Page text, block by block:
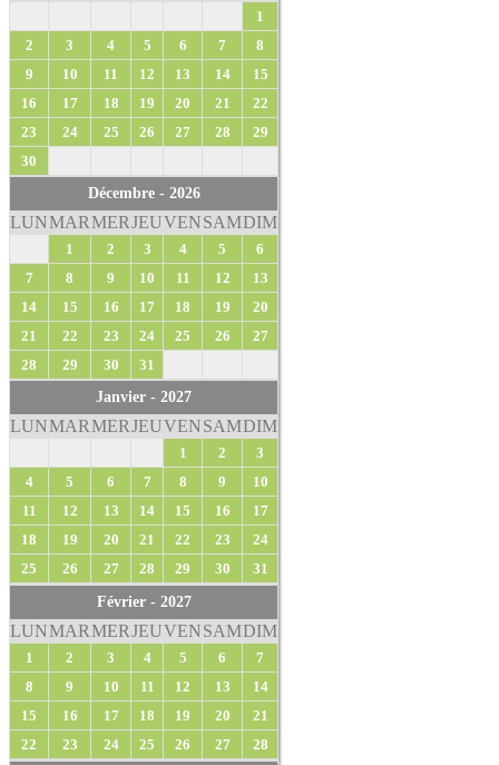
1
2
3 4 5 6 7
8
9
10 11 12 13 14
15
16
17 18 19 20 21
22
23
24 25 26 27 28
29
30
Décembre - 2026
LUNMARMERJEUVENSAMDIM
1 2 3 4 5
6
7
8 9 10 11 12
13
14
15 16 17 18 19
20
21
22 23 24 25 26
27
28
29 30
31
Janvier - 2027
LUNMARMERJEUVENSAMDIM
1 2
3
4
5 6 7 8 9
10
11
12 13 14 15 16
17
18
19 20 21 22 23
24
25
26 27 28 29 30
31
Février - 2027
LUNMARMERJEUVENSAMDIM
1 2 3 4 5 6
7
8
9 10 11 12 13
14
15
16 17 18 19 20
21
22
23 24 25 26 27
28